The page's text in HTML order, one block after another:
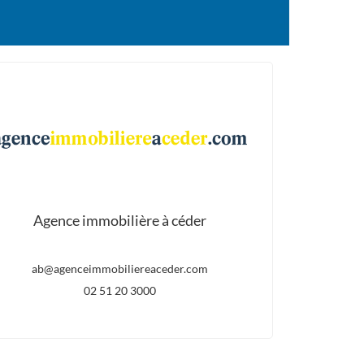
Agence immobilière à céder
ab@agenceimmobiliereaceder.com
02 51 20 3000